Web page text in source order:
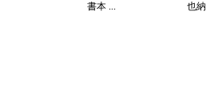
書本 ...
也